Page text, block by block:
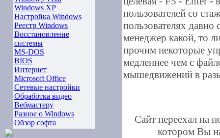
Windows XP
Настройка Windows
Реестр Windows
Восстановление
системы
MS-DOS
BIOS
Интернет
Microsoft Office
Сетевые настройки
Обработка видео
Вебмастеру
Разное о Windows
Обзор софта
пользователей со
пользователях
менеджер какой, то
прочим некоторые
медленнее чем с
мышедвижений в
Сайт переехал на
котором Вы